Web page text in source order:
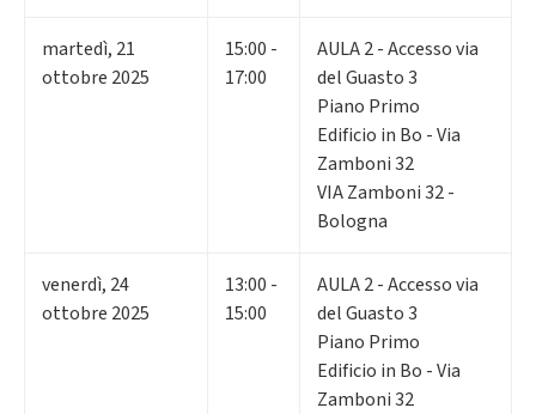
martedì, 21
ottobre 2025
15:00 -
17:00
AULA 2 - Accesso via
del Guasto 3
Piano Primo
Edificio in Bo - Via
Zamboni 32
VIA Zamboni 32 -
Bologna
venerdì, 24
ottobre 2025
13:00 -
15:00
AULA 2 - Accesso via
del Guasto 3
Piano Primo
Edificio in Bo - Via
Zamboni 32